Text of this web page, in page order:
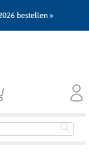
bestellen »